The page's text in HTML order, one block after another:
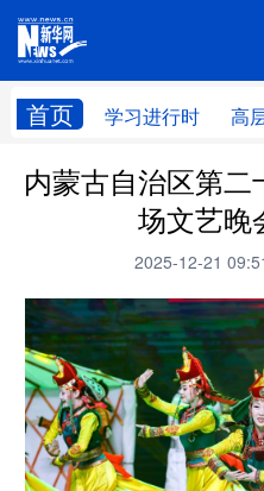
首页 学习进行时 高
网
学习进行时 高层
财经
科技 科创
文化 书画
访谈 视频
法律 中央文件
内蒙古自治区第
场文艺晚
2025-12-21